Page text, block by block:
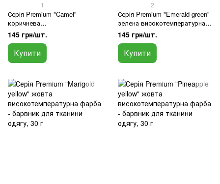
1
Серія Premium "Camel"
коричнева
високотемпературна фарба -
барвник для тканини одягу, 30
г
145 грн/шт.
Купити
2
Серія Premium "Emerald green"
зелена високотемпературна
фарба - барвник для тканини
одягу, 30 г
145 грн/шт.
Купити